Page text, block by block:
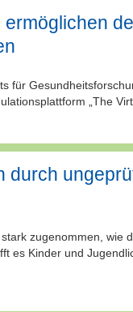
für
„The
durch
zugenommen, wie
es Kinder und